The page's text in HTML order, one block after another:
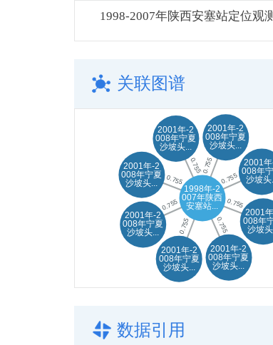
1998-2007年陕西安塞站定位观
关联图谱
数据引用